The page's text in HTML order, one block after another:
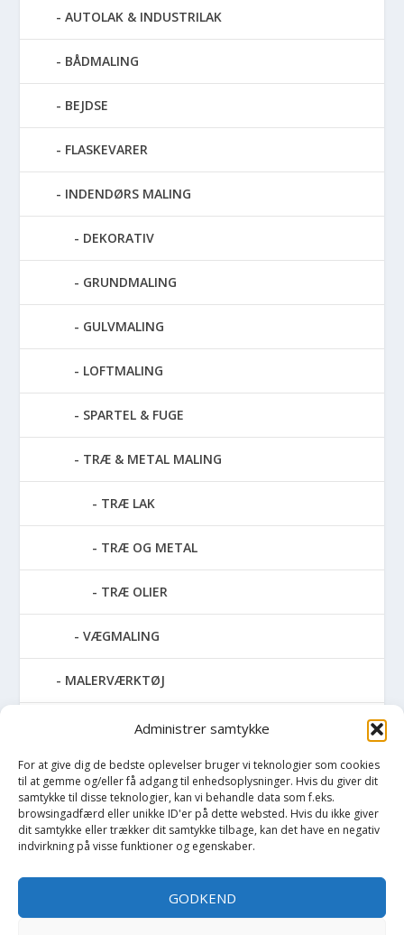
Administrer samtykke
For at give dig de bedste oplevelser bruger vi teknologier som cookies
til at gemme og/eller få adgang til enhedsoplysninger. Hvis du giver dit
samtykke til disse teknologier, kan vi behandle data som f.eks.
browsingadfærd eller unikke ID'er på dette websted. Hvis du ikke giver
dit samtykke eller trækker dit samtykke tilbage, kan det have en negativ
indvirkning på visse funktioner og egenskaber.
GODKEND
AUTOLAK & INDUSTRILAK
BÅDMALING
BEJDSE
FLASKEVARER
INDENDØRS MALING
DEKORATIV
GRUNDMALING
GULVMALING
LOFTMALING
SPARTEL & FUGE
TRÆ & METAL MALING
TRÆ LAK
TRÆ OG METAL
TRÆ OLIER
VÆGMALING
MALERVÆRKTØJ
RENGØRING
SPRAYMALING
TAPET & FILT
UDENDØRS MALING